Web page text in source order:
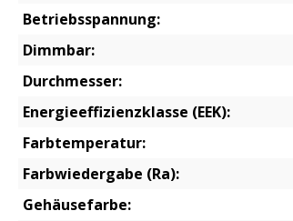
Betriebsspannung:
Dimmbar:
Durchmesser:
Energieeffizienzklasse (EEK):
Farbtemperatur:
Farbwiedergabe (Ra):
Gehäusefarbe: